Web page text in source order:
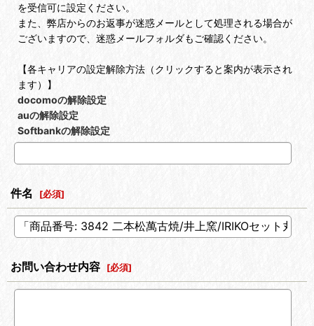
を受信可に設定ください。
また、弊店からのお返事が迷惑メールとして処理される場合が
ございますので、迷惑メールフォルダもご確認ください。
【各キャリアの設定解除方法（クリックすると案内が表示され
ます）】
docomoの解除設定
auの解除設定
Softbankの解除設定
件名 [必須]
お問い合わせ内容 [必須]